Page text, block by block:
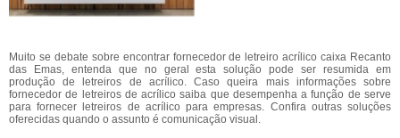
Muito se debate sobre encontrar fornecedor de letreiro acrílico caixa Recanto
das Emas, entenda que no geral esta solução pode ser resumida em
produção de letreiros de acrílico. Caso queira mais informações sobre
fornecedor de letreiros de acrílico saiba que desempenha a função de serve
para fornecer letreiros de acrílico para empresas. Confira outras soluções
oferecidas quando o assunto é comunicação visual.